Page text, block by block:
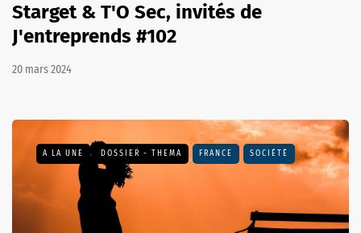
Starget & T'O Sec, invités de
J'entreprends #102
20 mars 2024
A LA UNE DOSSIER - THEMA FRANCE SOCIÉTÉ